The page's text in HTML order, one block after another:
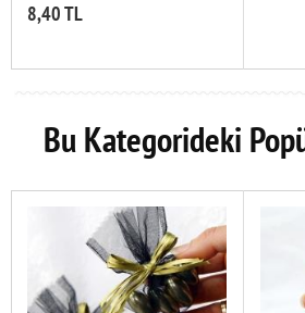
8,40 TL
Bu Kategorideki